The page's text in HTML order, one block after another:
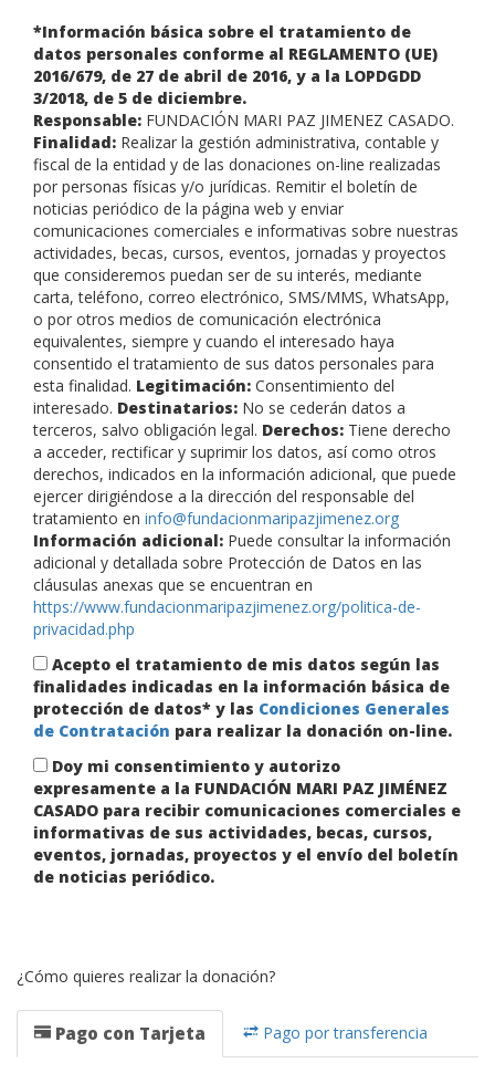
*Información básica sobre el tratamiento de
datos personales conforme al REGLAMENTO (UE)
2016/679, de 27 de abril de 2016, y a la LOPDGDD
3/2018, de 5 de diciembre.
Responsable: FUNDACIÓN MARI PAZ JIMENEZ CASADO.
Finalidad: Realizar la gestión administrativa, contable y
fiscal de la entidad y de las donaciones on-line realizadas
por personas físicas y/o jurídicas. Remitir el boletín de
noticias periódico de la página web y enviar
comunicaciones comerciales e informativas sobre nuestras
actividades, becas, cursos, eventos, jornadas y proyectos
que consideremos puedan ser de su interés, mediante
carta, teléfono, correo electrónico, SMS/MMS, WhatsApp,
o por otros medios de comunicación electrónica
equivalentes, siempre y cuando el interesado haya
consentido el tratamiento de sus datos personales para
esta finalidad. Legitimación: Consentimiento del
interesado. Destinatarios: No se cederán datos a
terceros, salvo obligación legal. Derechos: Tiene derecho
a acceder, rectificar y suprimir los datos, así como otros
derechos, indicados en la información adicional, que puede
ejercer dirigiéndose a la dirección del responsable del
tratamiento en info@fundacionmaripazjimenez.org
Información adicional: Puede consultar la información
adicional y detallada sobre Protección de Datos en las
cláusulas anexas que se encuentran en
https://www.fundacionmaripazjimenez.org/politica-de-
privacidad.php
Acepto el tratamiento de mis datos según las
finalidades indicadas en la información básica de
protección de datos* y las Condiciones Generales
de Contratación para realizar la donación on-line.
Doy mi consentimiento y autorizo
expresamente a la FUNDACIÓN MARI PAZ JIMÉNEZ
CASADO para recibir comunicaciones comerciales e
informativas de sus actividades, becas, cursos,
eventos, jornadas, proyectos y el envío del boletín
de noticias periódico.
¿Cómo quieres realizar la donación?
Pago con Tarjeta Pago por transferencia